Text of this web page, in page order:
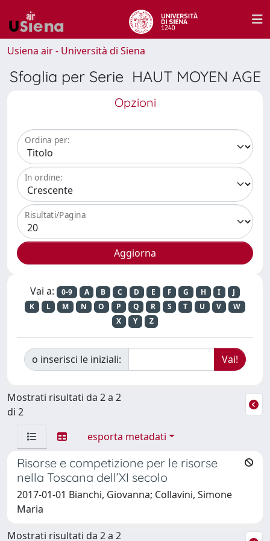
Usiena air - Università di Siena
Sfoglia per Serie HAUT MOYEN AGE
Opzioni
Ordina per:
In ordine:
Risultati/Pagina
Vai a: 0-9 A B C D E F G H I
J
K
L M N O P Q R S T U V
W
X
Y Z
o inserisci le iniziali:
Mostrati risultati da 2 a 2
di 2
esporta metadati
Risorse e competizione per le risorse
nella Toscana dell’XI secolo
2017-01-01 Bianchi, Giovanna; Collavini, Simone
Maria
Mostrati risultati da 2 a 2